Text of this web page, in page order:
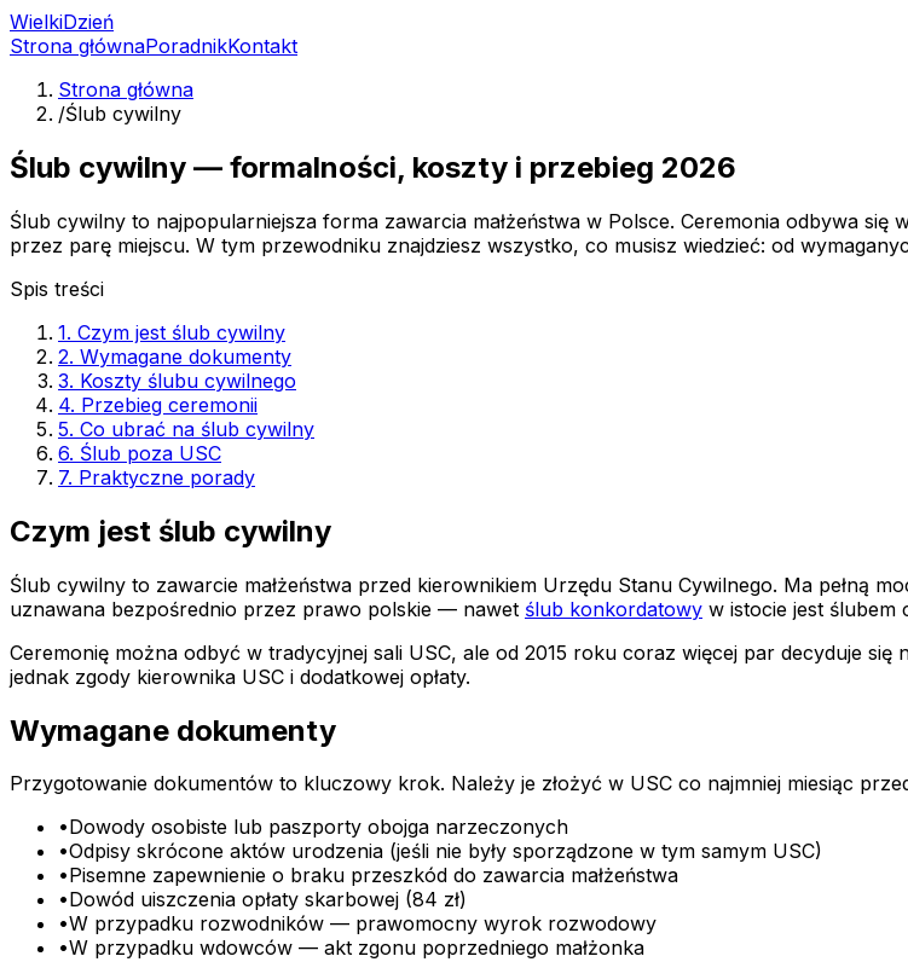
WielkiDzień
Strona głównaPoradnikKontakt
Strona główna
/Ślub cywilny
Ślub cywilny — formalności, koszty i przebieg 2026
Ślub cywilny to najpopularniejsza forma zawarcia małżeństwa w Polsce. Ceremonia odbywa
przez parę miejscu. W tym przewodniku znajdziesz wszystko, co musisz wiedzieć: od
Spis treści
1. Czym jest ślub cywilny
2. Wymagane dokumenty
3. Koszty ślubu cywilnego
4. Przebieg ceremonii
5. Co ubrać na ślub cywilny
6. Ślub poza USC
7. Praktyczne porady
Czym jest ślub cywilny
Ślub cywilny to zawarcie małżeństwa przed kierownikiem Urzędu Stanu Cywilnego. Ma pełną
uznawana bezpośrednio przez prawo polskie — nawet ślub konkordatowy w istocie jest ślubem
Ceremonię można odbyć w tradycyjnej sali USC, ale od 2015 roku coraz więcej par decyduje
jednak zgody kierownika USC i dodatkowej opłaty.
Wymagane dokumenty
Przygotowanie dokumentów to kluczowy krok. Należy je złożyć w USC co najmniej miesiąc
•Dowody osobiste lub paszporty obojga narzeczonych
•Odpisy skrócone aktów urodzenia (jeśli nie były sporządzone w tym samym USC)
•Pisemne zapewnienie o braku przeszkód do zawarcia małżeństwa
•Dowód uiszczenia opłaty skarbowej (84 zł)
•W przypadku rozwodników — prawomocny wyrok rozwodowy
•W przypadku wdowców — akt zgonu poprzedniego małżonka